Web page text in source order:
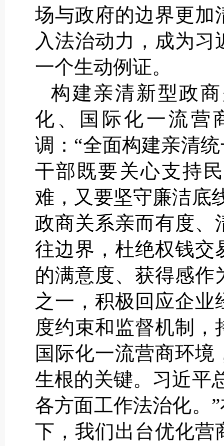
场与政府的边界更加
入法治动力，成为
一个生动例证。
构建亲清新型政
化、国际化一流营
调：“全面构建亲清
干部既要关心支持
难，又要坚守廉洁底
政商关系亲而有度、
往边界，杜绝权钱交
的满意度、获得感作
之一，积极回应企
度约束和监督机制
国际化一流营商环
生根的关键。习近平
各方面工作法治化。
下，我们出台优化营